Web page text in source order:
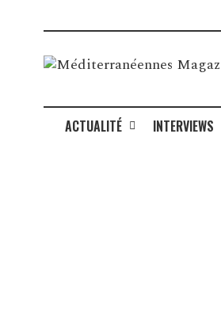
ACTUALITÉ INTERVIEWS